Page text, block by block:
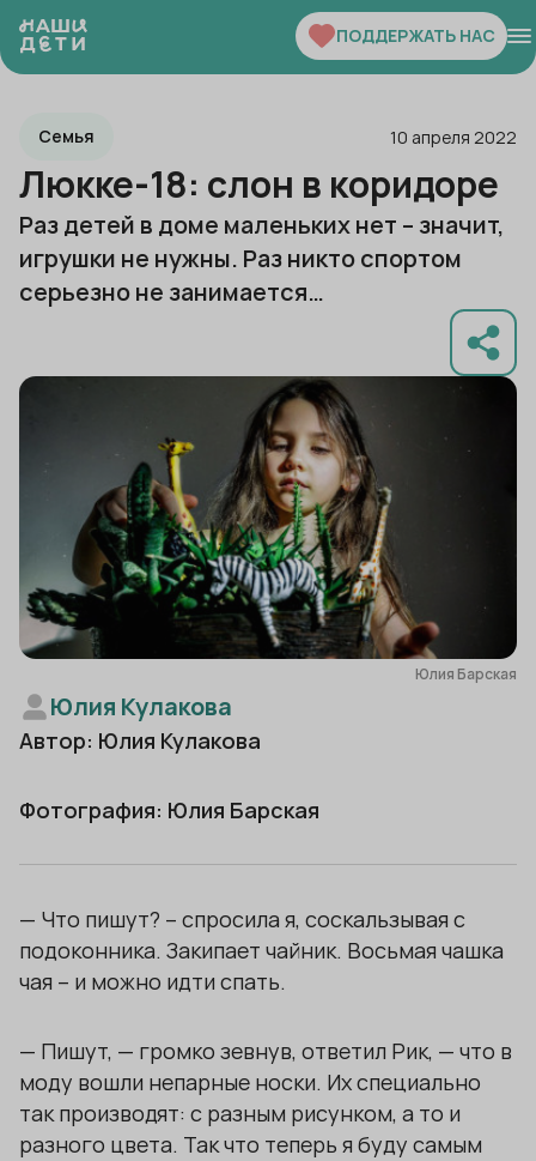
ПОДДЕРЖАТЬ НАС
Семья 10 апреля 2022
Люкке-18: слон в коридоре
Раз детей в доме маленьких нет – значит,
игрушки не нужны. Раз никто спортом
серьезно не занимается…
Юлия Барская
Юлия Кулакова
Автор: Юлия Кулакова
Фотография: Юлия Барская
— Что пишут? – спросила я, соскальзывая с
подоконника. Закипает чайник. Восьмая чашка
чая – и можно идти спать.
— Пишут, — громко зевнув, ответил Рик, — что в
моду вошли непарные носки. Их специально
так производят: с разным рисунком, а то и
разного цвета. Так что теперь я буду самым